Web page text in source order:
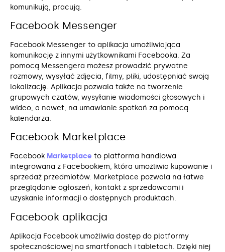
komunikują, pracują.
Facebook Messenger
Facebook Messenger to aplikacja umożliwiająca
komunikację z innymi użytkownikami Facebooka. Za
pomocą Messengera możesz prowadzić prywatne
rozmowy, wysyłać zdjęcia, filmy, pliki, udostępniać swoją
lokalizację. Aplikacja pozwala także na tworzenie
grupowych czatów, wysyłanie wiadomości głosowych i
wideo, a nawet, na umawianie spotkań za pomocą
kalendarza.
Facebook Marketplace
Facebook Marketplace to platforma handlowa
integrowana z Facebookiem, która umożliwia kupowanie i
sprzedaż przedmiotów. Marketplace pozwala na łatwe
przeglądanie ogłoszeń, kontakt z sprzedawcami i
uzyskanie informacji o dostępnych produktach.
Facebook aplikacja
Aplikacja Facebook umożliwia dostęp do platformy
społecznościowej na smartfonach i tabletach. Dzięki niej